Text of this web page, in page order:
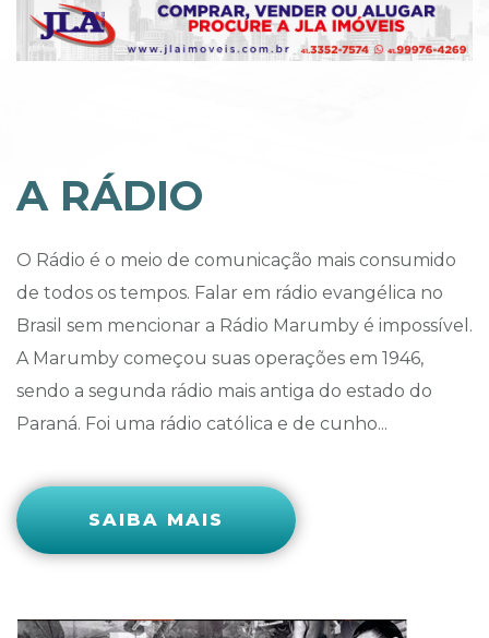
A RÁDIO
O Rádio é o meio de comunicação mais consumido
de todos os tempos. Falar em rádio evangélica no
Brasil sem mencionar a Rádio Marumby é impossível.
A Marumby começou suas operações em 1946,
sendo a segunda rádio mais antiga do estado do
Paraná. Foi uma rádio católica e de cunho...
SAIBA MAIS